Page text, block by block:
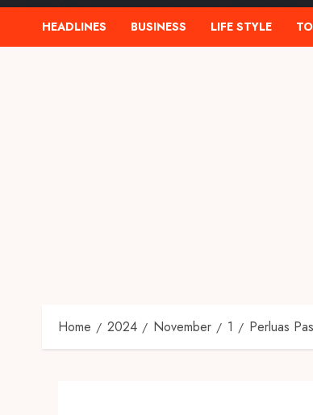
HEADLINES BUSINESS LIFE STYLE
Home 2024 November 1 Perluas